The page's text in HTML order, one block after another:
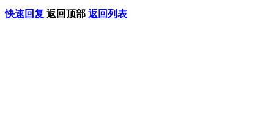
快速回复 返回顶部 返回列表